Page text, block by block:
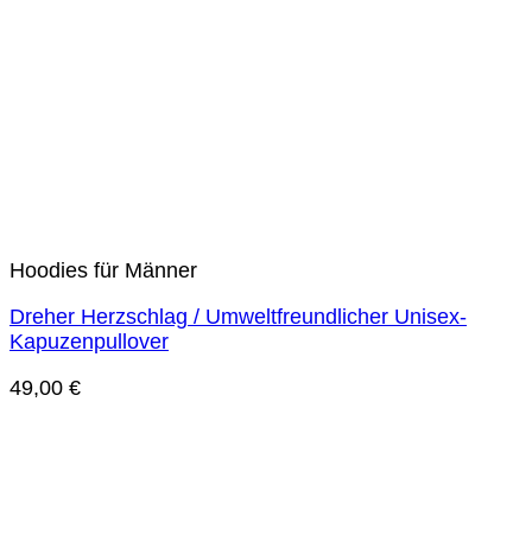
Hoodies für Männer
Dreher Herzschlag / Umweltfreundlicher Unisex-
Kapuzenpullover
49,00 €